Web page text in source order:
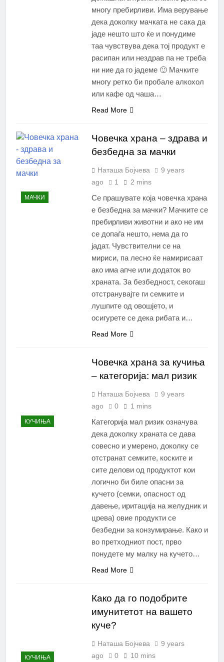
многу пребирливи. Има верување
дека доколку мачката не сака да
јаде нешто што ќе и понудиме
таа чувствува дека тој продукт е
расипан или нездрав па не треба
ни ние да го јадеме 🙂 Мачките
многу ретко би пробале алкохол
или кафе од чаша…
Read More
МАЧКИ
Човечка храна – здрава и
безбедна за мачки
Наташа Бојчева
9 years
ago
1 2 mins
Се прашувате која човечка храна
е безбедна за мачки? Мачките се
пребирливи животни и ако не им
се допаѓа нешто, нема да го
јадат. Чувствителни се на
мириси, па лесно ќе намирисаат
ако има апче или додаток во
храната. За безбедност, секогаш
отстранувајте ги семките и
лушпите од овошјето, и
осигурете се дека рибата и…
Read More
КУЧИЊА
Човечка храна за кучиња
– категорија: мал ризик
Наташа Бојчева
9 years
ago
0 1 mins
Категорија мал ризик означува
дека доколку храната се дава
совесно и умерено, доколку се
отстранат семките, коските и
сите делови од продуктот кои
логично би биле опасни за
кучето (семки, опасност од
давење, иритација на желудник и
црева) овие продукти се
безбедни за конзумирање. Како и
во претходниот пост, прво
понудете му малку на кучето…
Read More
КУЧИЊА
Како да го подобрите
имунитетот на вашето
куче?
Наташа Бојчева
9 years
ago
0 10 mins